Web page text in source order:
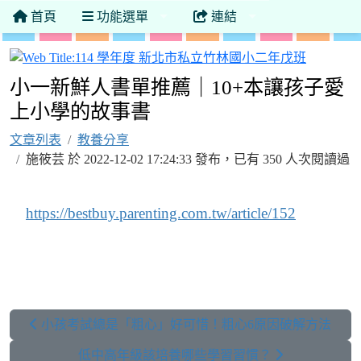
首頁 功能選單 連結
小一新鮮人書單推薦｜10+本讓孩子愛
上小學的故事書
文章列表
教養分享
施筱芸 於 2022-12-02 17:24:33 發布，已有 350 人次閱讀過
https://bestbuy.parenting.com.tw/article/152
小孩考試總是「粗心」好可惜！粗心6原因破解方法
低中高年級該培養哪些學習習慣？